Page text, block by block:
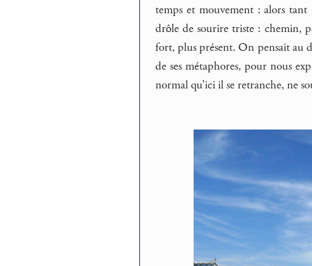
temps et mouvement : alors tant
drôle de sourire triste : chemin,
fort, plus présent. On pensait au
de ses métaphores, pour nous
normal qu’ici il se retranche, ne